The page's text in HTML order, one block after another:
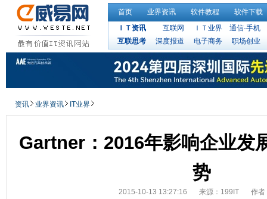
首页 业界资讯 软件教程
软件下载
ＩＴ资讯
互联网 ＩＴ业界
通信·手机
互联思考
深度报道 电子商务 职场创业
资讯 业界资讯 IT业界
Gartner：2016年影响企业发
势
2015-10-13 13:27:16 来源：199IT 作者